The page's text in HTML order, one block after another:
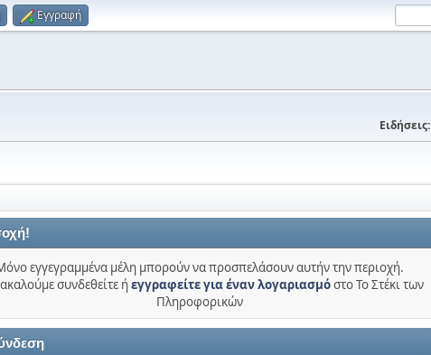
Εγγραφή
Ειδήσεις:
εγγεγραμμένα μέλη μπορούν να προσπελάσουν αυτήν την περιοχή.
συνδεθείτε ήεγγραφείτε για έναν λογαριασμόστο Το Στέκι των
Πληροφορικών